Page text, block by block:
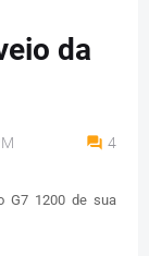
da
4
G7 1200 de sua